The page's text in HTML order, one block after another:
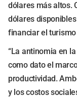
dólares más altos.
dólares
financiar el
“La antinomia en
como dato el
productividad.
y los costos